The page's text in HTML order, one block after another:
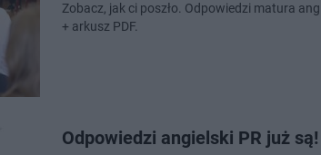
Zobacz, jak ci poszło. Odpowiedzi matura
+ arkusz PDF.
Odpowiedzi angielski PR już